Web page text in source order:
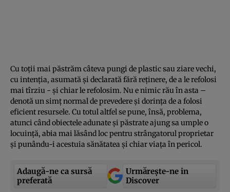
Cu toţii mai păstrăm câteva pungi de plastic sau ziare vechi,
cu intenţia, asumată şi declarată fără reţinere, de a le refolosi
mai tîrziu - şi chiar le refolosim. Nu e nimic rău în asta –
denotă un simţ normal de prevedere şi dorinţa de a folosi
eficient resursele. Cu totul altfel se pune, însă, problema,
atunci când obiectele adunate şi păstrate ajung sa umple o
locuinţă, abia mai lăsând loc pentru strângatorul proprietar
şi punându-i acestuia sănătatea şi chiar viaţa în pericol.
Adaugă-ne ca sursă
preferată
Urmărește-ne in
Discover